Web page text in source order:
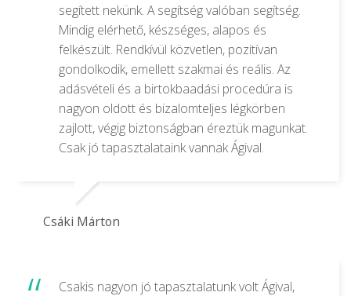
segített nekünk. A segítség valóban segítség.
Mindig elérhető, készséges, alapos és
felkészült. Rendkívül közvetlen, pozitívan
gondolkodik, emellett szakmai és reális. Az
adásvételi és a birtokbaadási procedúra is
nagyon oldott és bizalomteljes légkörben
zajlott, végig biztonságban éreztük magunkat.
Csak jó tapasztalataink vannak Ágival.
Csáki Márton
Csakis nagyon jó tapasztalatunk volt Ágival,